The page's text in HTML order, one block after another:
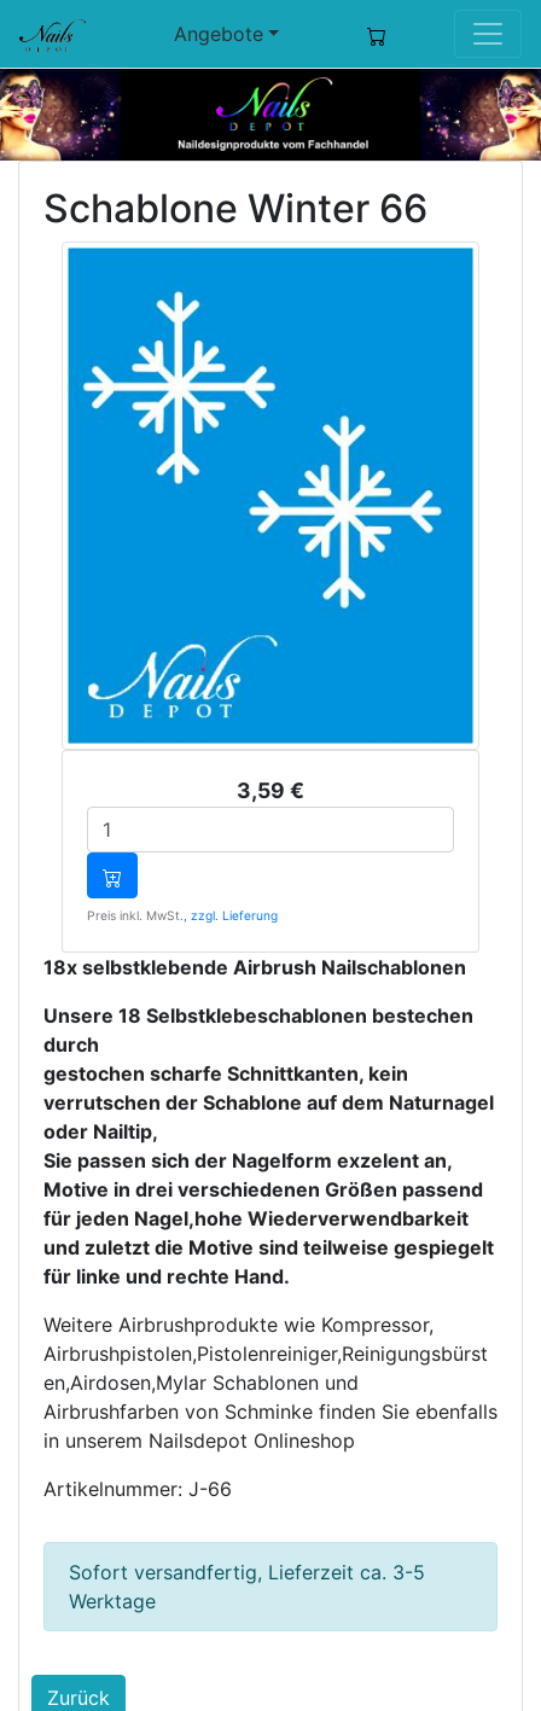
Angebote
Schablone Winter 66
3,59 €
Preis inkl. MwSt. , zzgl. Lieferung
18x selbstklebende Airbrush Nailschablonen
Unsere 18 Selbstklebeschablonen bestechen
durch
gestochen scharfe Schnittkanten, kein
verrutschen der Schablone auf dem Naturnagel
oder Nailtip,
Sie passen sich der Nagelform exzelent an,
Motive in drei verschiedenen Größen passend
für jeden Nagel,hohe Wiederverwendbarkeit
und zuletzt die Motive sind teilweise gespiegelt
für linke und rechte Hand.
Weitere Airbrushprodukte wie Kompressor,
Airbrushpistolen,Pistolenreiniger,Reinigungsbürst
en,Airdosen,Mylar Schablonen und
Airbrushfarben von Schminke finden Sie ebenfalls
in unserem Nailsdepot Onlineshop
Artikelnummer: J-66
Sofort versandfertig, Lieferzeit ca. 3-5
Werktage
Zurück